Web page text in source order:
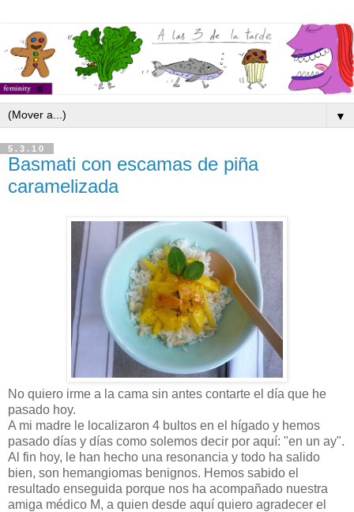
▼
5.3.10
Basmati con escamas de piña
caramelizada
No quiero irme a la cama sin antes contarte el día que he
pasado hoy.
A mi madre le localizaron 4 bultos en el hígado y hemos
pasado días y días como solemos decir por aquí: "en un ay".
Al fin hoy, le han hecho una resonancia y todo ha salido
bien, son hemangiomas benignos. Hemos sabido el
resultado enseguida porque nos ha acompañado nuestra
amiga médico M, a quien desde aquí quiero agradecer el